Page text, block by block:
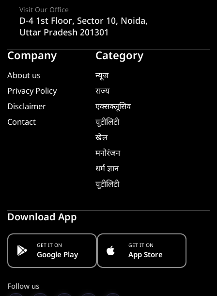
Visit Our Office
D-4 1st Floor, Sector 10, Noida,
Uttar Pradesh 201301
Company
About us
Privacy Policy
Disclaimer
Contact
Category
न्यूज
राज्य
एक्सक्लूसिव
यूटीलिटी
खेल
मनोरंजन
धर्म ज्ञान
यूटीलिटी
Download App
GET IT ON
Google Play
GET IT ON
App Store
Follow us